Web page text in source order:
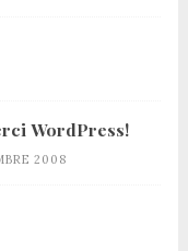
WordPress!
2008